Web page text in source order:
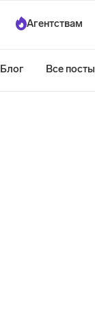
Агентствам
Блог Все посты